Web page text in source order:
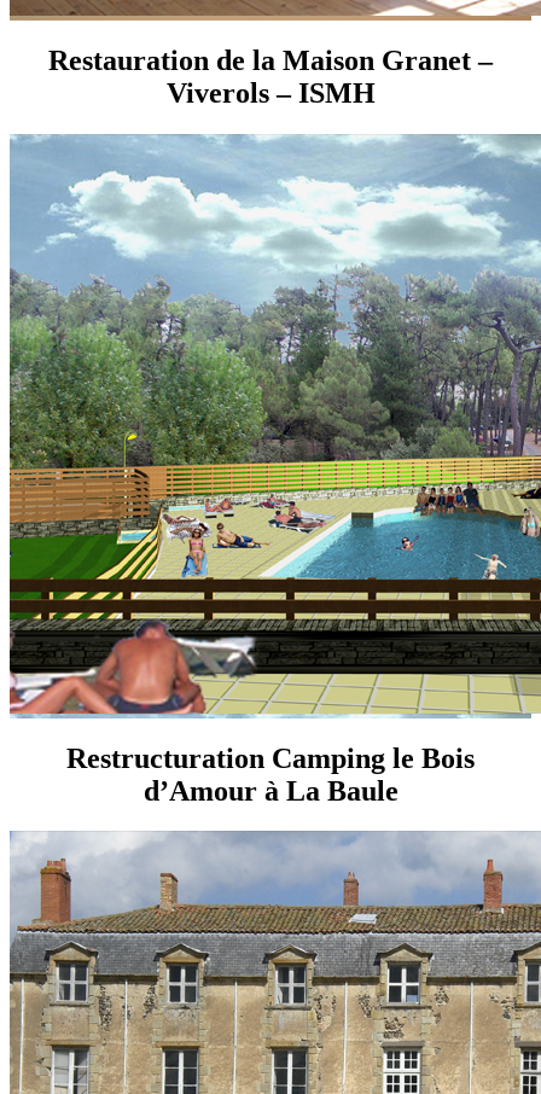
Restauration de la Maison Granet –
Viverols – ISMH
Restructuration Camping le Bois
d’Amour à La Baule